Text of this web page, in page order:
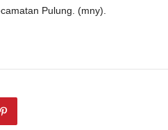
Pulung. (mny).